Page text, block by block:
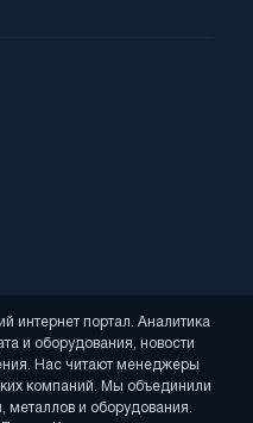
интернет портал. Аналитика
и оборудования, новости
Нас читают менеджеры
компаний. Мы объединили
металлов и оборудования.